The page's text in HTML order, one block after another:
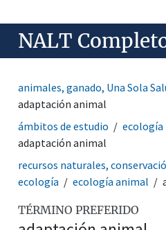
NALT
animales, ganado, Una Sola
adaptación animal
ámbitos de estudio
ecología
adaptación animal
recursos naturales,
ecología
ecología animal
TÉRMINO PREFERIDO